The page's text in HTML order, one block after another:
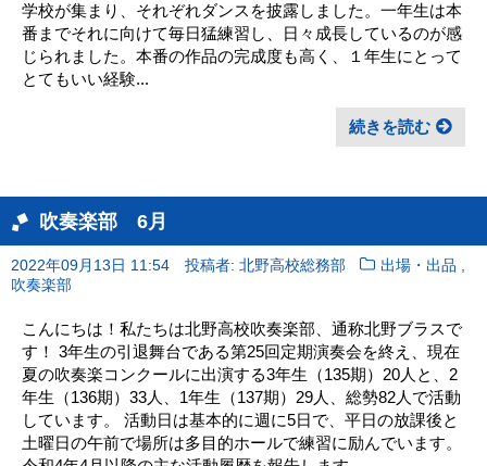
学校が集まり、それぞれダンスを披露しました。一年生は本
番までそれに向けて毎日猛練習し、日々成長しているのが感
じられました。本番の作品の完成度も高く、１年生にとって
とてもいい経験...
続きを読む
吹奏楽部 6月
2022年09月13日 11:54 投稿者: 北野高校総務部 出場・出品
吹奏楽部
こんにちは！私たちは北野高校吹奏楽部、通称北野ブラスで
す！ 3年生の引退舞台である第25回定期演奏会を終え、現在
夏の吹奏楽コンクールに出演する3年生（135期）20人と、2
年生（136期）33人、1年生（137期）29人、総勢82人で活動
しています。 活動日は基本的に週に5日で、平日の放課後と
土曜日の午前で場所は多目的ホールで練習に励んでいます。